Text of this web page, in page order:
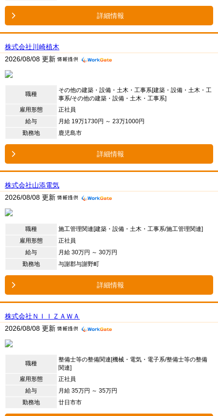
詳細情報
株式会社川崎植木
2026/08/08 更新
職種
その他の建築・設備・土木・工事系[建築・設備・土木・工
事系/その他の建築・設備・土木・工事系]
雇用形態
正社員
給与
月給 19万1730円 ～ 23万1000円
勤務地
鹿児島市
詳細情報
株式会社山添電気
2026/08/08 更新
職種
施工管理関連[建築・設備・土木・工事系/施工管理関連]
雇用形態
正社員
給与
月給 30万円 ～ 30万円
勤務地
与謝郡与謝野町
詳細情報
株式会社ＮＩＩＺＡＷＡ
2026/08/08 更新
職種
整備士等の整備関連[機械・電気・電子系/整備士等の整備
関連]
雇用形態
正社員
給与
月給 35万円 ～ 35万円
勤務地
廿日市市